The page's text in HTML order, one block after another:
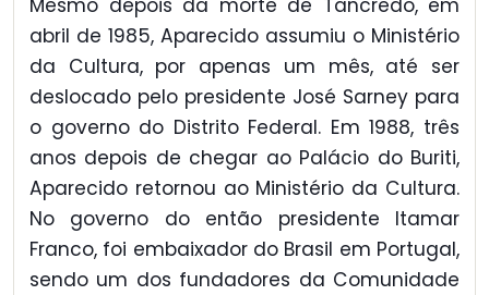
Mesmo depois da morte de Tancredo, em
abril de 1985, Aparecido assumiu o Ministério
da Cultura, por apenas um mês, até ser
deslocado pelo presidente José Sarney para
o governo do Distrito Federal. Em 1988, três
anos depois de chegar ao Palácio do Buriti,
Aparecido retornou ao Ministério da Cultura.
No governo do então presidente Itamar
Franco, foi embaixador do Brasil em Portugal,
sendo um dos fundadores da Comunidade